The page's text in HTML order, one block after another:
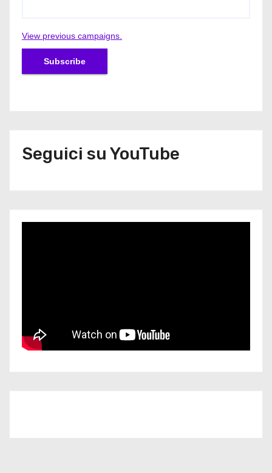
View previous campaigns.
Seguici su YouTube